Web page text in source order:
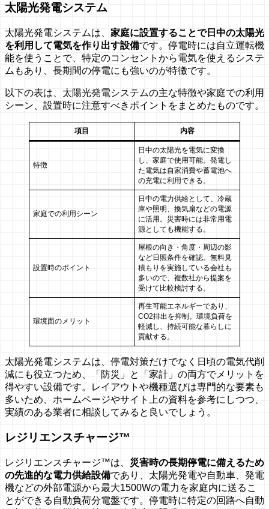
太陽光発電システム
太陽光発電システムは、 家庭に設置することで日中の太陽光
を利用して電気を作り出す設備です。停電時には自立運転機
能を使うことで、特定のコンセントから電気を使えるシステ
ムもあり、長期間の停電にも強いのが特徴です。
以下の表は、太陽光発電システムの主な特徴や家庭での利用
シーン、設置時に注意すべきポイントをまとめたものです。
項目 内容
特徴
日中の太陽光を電気に変換
し、家庭で使用可能。発電し
た電気は自家消費や蓄電池へ
の充電に利用できる。
家庭での利用シーン
日中の電力供給として、冷蔵
庫や照明、換気扇などの電源
に活用。災害時には非常用電
源としても機能する。
設置時のポイント
屋根の向き・角度・周辺の影
など日照条件を確認。無料見
積もりを実施している会社も
多いので、複数社から提案を
受けて比較検討する。
環境面のメリット
再生可能エネルギーであり、
CO2排出を抑制。環境負荷を
軽減し、持続可能な暮らしに
貢献する。
太陽光発電システムは、停電対策だけでなく日頃の電気代削
減にも役立つため、「防災」と「家計」の両方でメリットを
得やすい設備です。レイアウトや機種選びは専門的な要素も
多いため、ホームページやサイト上の資料を参考にしつつ、
実績のある業者に相談してみると良いでしょう。
レジリエンスチャージ™
レジリエンスチャージ™は、 災害時の長期停電に備えるため
の先進的な電力供給設備であり、太陽光発電や自動車、発電
機などの外部電源から最大1500Wの電力を家庭内に送るこ
とができる自動負荷分電盤です。停電時に特定の回路へ自動